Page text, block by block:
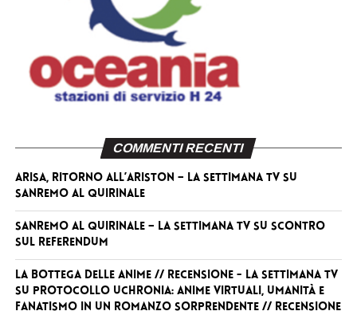
COMMENTI RECENTI
Arisa, ritorno all’Ariston – La Settimana TVsu
Sanremo al Quirinale
Sanremo al Quirinale – La Settimana TVsu Scontro
sul referendum
La Bottega delle Anime // RECENSIONE - La Settimana TV
su Protocollo Uchronia: anime virtuali, umanità e
fanatismo in un romanzo sorprendente // RECENSIONE